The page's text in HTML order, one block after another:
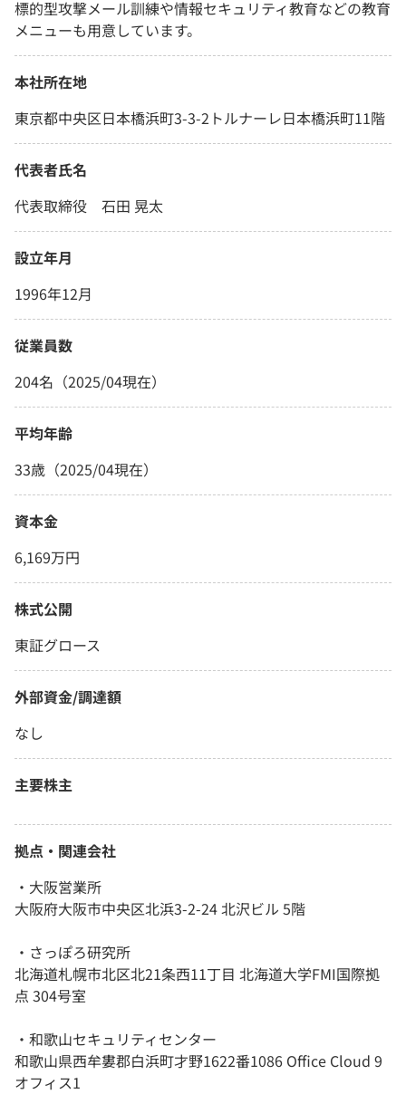
標的型攻撃メール訓練や情報セキュリティ教育などの教育
メニューも用意しています。
本社所在地
東京都中央区日本橋浜町3-3-2トルナーレ日本橋浜町11階
代表者氏名
代表取締役 石田 晃太
設立年月
1996年12月
従業員数
204名（2025/04現在）
平均年齢
33歳（2025/04現在）
資本金
6,169万円
株式公開
東証グロース
外部資金/調達額
なし
主要株主
拠点・関連会社
・大阪営業所
大阪府大阪市中央区北浜3-2-24 北沢ビル 5階
・さっぽろ研究所
北海道札幌市北区北21条西11丁目 北海道大学FMI国際拠
点 304号室
・和歌山セキュリティセンター
和歌山県西牟婁郡白浜町才野1622番1086 Office Cloud 9
オフィス1